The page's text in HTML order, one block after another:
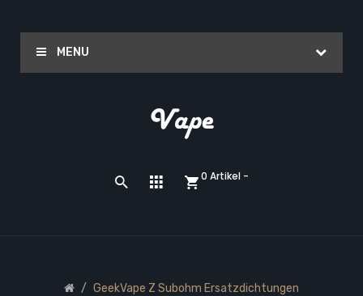
MENU
0 Artikel -
GeekVape Z Subohm Ersatzdichtungen